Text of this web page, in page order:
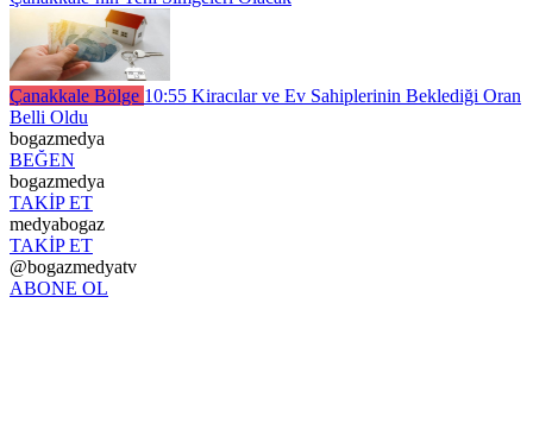
Çanakkale Bölge 10:55 Kiracılar ve Ev Sahiplerinin Beklediği Oran
Belli Oldu
bogazmedya
BEĞEN
bogazmedya
TAKİP ET
medyabogaz
TAKİP ET
@bogazmedyatv
ABONE OL